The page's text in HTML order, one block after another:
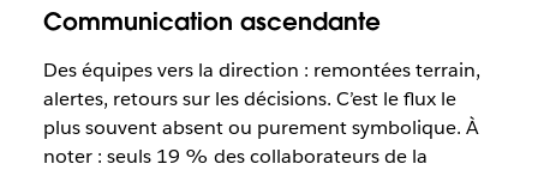
Communication ascendante
Des équipes vers la direction : remontées terrain,
alertes, retours sur les décisions. C’est le flux le
plus souvent absent ou purement symbolique. À
noter : seuls 19 % des collaborateurs de la